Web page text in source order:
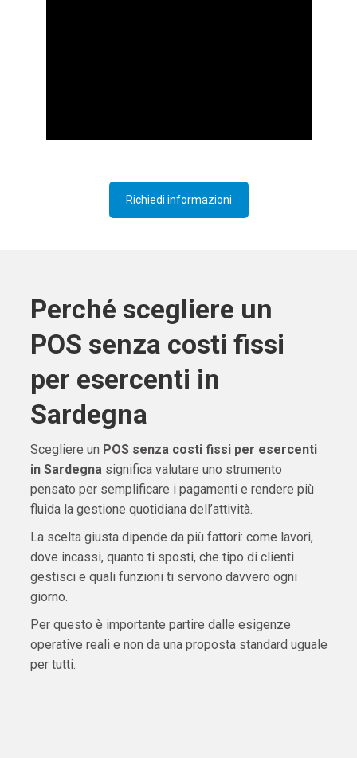
Richiedi informazioni
Perché scegliere un
POS senza costi fissi
per esercenti in
Sardegna
Scegliere un POS senza costi fissi per esercenti
in Sardegnasignifica valutare uno strumento
pensato per semplificare i pagamenti e rendere più
fluida la gestione quotidiana dell’attività.
La scelta giusta dipende da più fattori: come lavori,
dove incassi, quanto ti sposti, che tipo di clienti
gestisci e quali funzioni ti servono davvero ogni
giorno.
Per questo è importante partire dalle esigenze
operative reali e non da una proposta standard uguale
per tutti.